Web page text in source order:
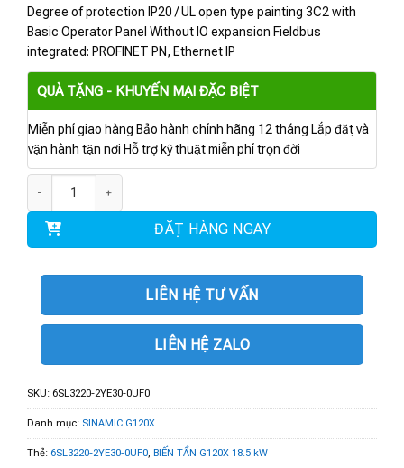
Degree of protection IP20 / UL open type painting 3C2 with
Basic Operator Panel Without IO expansion Fieldbus
integrated: PROFINET PN, Ethernet IP
QUÀ TẶNG - KHUYẾN MẠI ĐẶC BIỆT
Miễn phí giao hàng Bảo hành chính hãng 12 tháng Lắp đặt và
vận hành tận nơi Hỗ trợ kỹ thuật miễn phí trọn đời
ĐẶT HÀNG NGAY
LIÊN HỆ TƯ VẤN
LIÊN HỆ ZALO
SKU: 6SL3220-2YE30-0UF0
Danh mục: SINAMIC G120X
Thẻ: 6SL3220-2YE30-0UF0, BIẾN TẦN G120X 18.5 kW